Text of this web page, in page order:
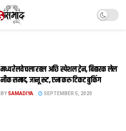
मध्य रेलवे चला रहल अछि स्पेशल ट्रेन, बिहारक लेल
नीक समाद, जानू रूट, एना करु टिकट बुकिंग
BY SAMADIYA SEPTEMBER 5, 2020